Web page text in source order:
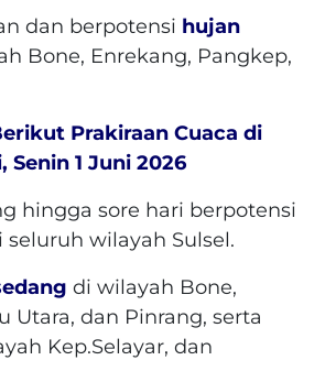
dan berpotensi hujan
Bone, Enrekang, Pangkep,
Prakiraan Cuaca di
Senin 1 Juni 2026
hingga sore hari berpotensi
seluruh wilayah Sulsel.
di wilayah Bone,
Utara, dan Pinrang, serta
Kep.Selayar, dan